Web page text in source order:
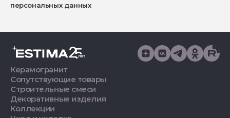
персональных данных
Керамогранит
Сопутствующие товары
Строительные смеси
Декоративные изделия
Коллекции